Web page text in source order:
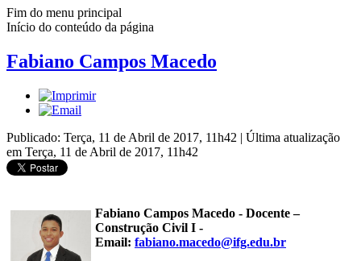
Fim do menu principal
Início do conteúdo da página
Fabiano Campos Macedo
Publicado: Terça, 11 de Abril de 2017, 11h42 | Última atualização
em Terça, 11 de Abril de 2017, 11h42
Fabiano Campos Macedo - Docente –
Construção Civil I -
Email: fabiano.macedo@ifg.edu.br